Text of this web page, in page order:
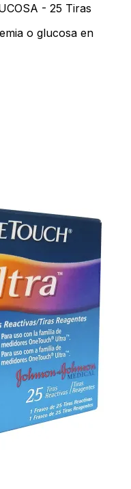
- 25 Tiras
o glucosa en